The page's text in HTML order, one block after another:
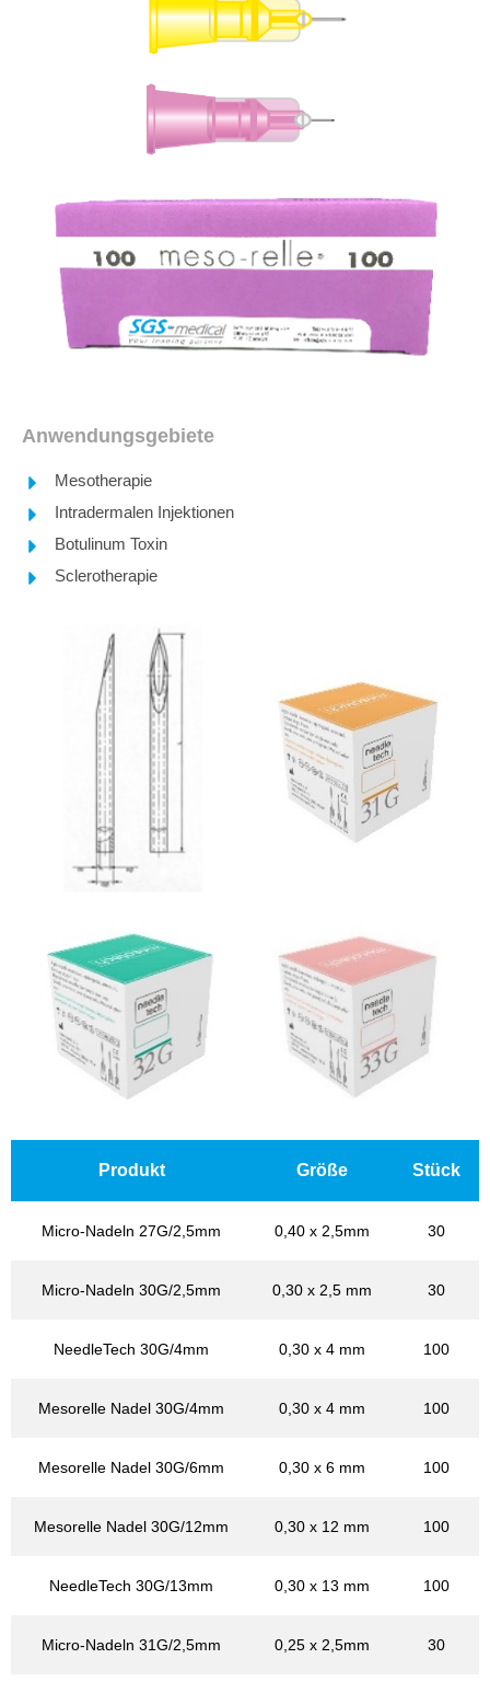
Anwendungsgebiete
Mesotherapie
Intradermalen Injektionen
Botulinum Toxin
Sclerotherapie
Produkt Größe Stück
Micro-Nadeln 27G/2,5mm 0,40 x 2,5mm 30
Micro-Nadeln 30G/2,5mm 0,30 x 2,5 mm 30
NeedleTech 30G/4mm 0,30 x 4 mm 100
Mesorelle Nadel 30G/4mm 0,30 x 4 mm 100
Mesorelle Nadel 30G/6mm 0,30 x 6 mm 100
Mesorelle Nadel 30G/12mm 0,30 x 12 mm 100
NeedleTech 30G/13mm 0,30 x 13 mm 100
Micro-Nadeln 31G/2,5mm 0,25 x 2,5mm 30